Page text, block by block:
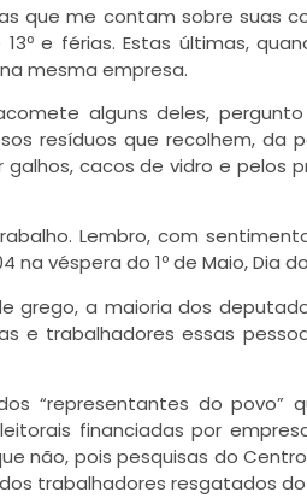
que me contam sobre suas
e férias. Estas últimas,
mesma empresa.
alguns deles,
resíduos que recolhem, da
cacos de vidro e pelos
Lembro, com
na véspera do 1º de Maio, Dia
grego, a maioria dos
e trabalhadores essas
“representantes do
financiadas por
não, pois pesquisas do
trabalhadores resgatados